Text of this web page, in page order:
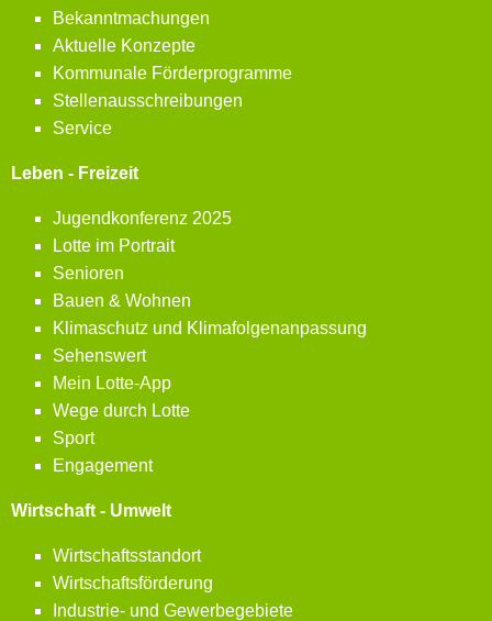
Bekanntmachungen
Aktuelle Konzepte
Kommunale Förderprogramme
Stellenausschreibungen
Service
Leben - Freizeit
Jugendkonferenz 2025
Lotte im Portrait
Senioren
Bauen & Wohnen
Klimaschutz und Klimafolgenanpassung
Sehenswert
Mein Lotte-App
Wege durch Lotte
Sport
Engagement
Wirtschaft - Umwelt
Wirtschaftsstandort
Wirtschaftsförderung
Industrie- und Gewerbegebiete